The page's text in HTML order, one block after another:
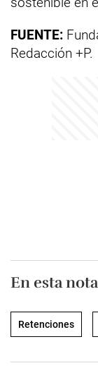
FUENTE:
Redacción +P.
En esta nota
Retenciones